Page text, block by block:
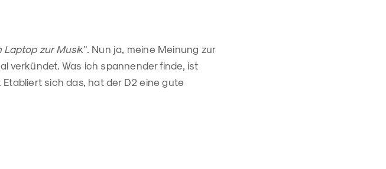
Laptop zur Musik". Nun ja, meine Meinung zur
verkündet. Was ich spannender finde, ist
Etabliert sich das, hat der D2 eine gute